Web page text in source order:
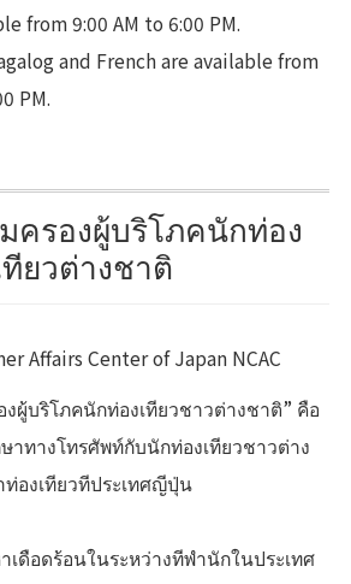
from 9:00 AM to 6:00 PM.
and French are available from
PM.
ครองผู้บริโภคนักท่อง
ทียวต่างชาติ
Affairs Center of Japan NCAC
ผู้บริโภคนักท่องเทียวชาวต่างชาติ” คือ
าทางโทรศัพท์กับนักท่องเทียวชาวต่าง
องเทียวทีประเทศญีปุ่น
ดือดร้อนในระหว่างทีพํานักในประเทศ